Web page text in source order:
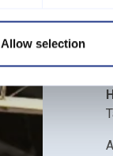
Allow selection